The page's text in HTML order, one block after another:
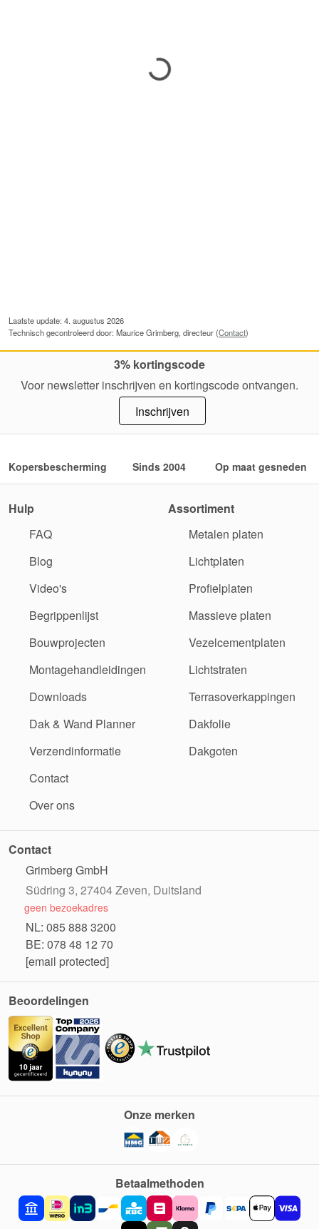
Laatste update: 4. augustus 2026
Technisch gecontroleerd door: Maurice Grimberg, directeur (Contact)
3% kortingscode
Voor newsletter inschrijven en kortingscode ontvangen.
Inschrijven
Kopersbescherming Sinds 2004 Op maat gesneden
Hulp
FAQ
Blog
Video's
Begrippenlijst
Bouwprojecten
Montagehandleidingen
Downloads
Dak & Wand Planner
Verzendinformatie
Contact
Over ons
Assortiment
Metalen platen
Lichtplaten
Profielplaten
Massieve platen
Vezelcementplaten
Lichtstraten
Terrasoverkappingen
Dakfolie
Dakgoten
Contact
Grimberg GmbH
Südring 3, 27404 Zeven, Duitsland
geen bezoekadres
NL: 085 888 3200
BE: 078 48 12 70
[email protected]
Beoordelingen
Betaalmethoden
Onze merken